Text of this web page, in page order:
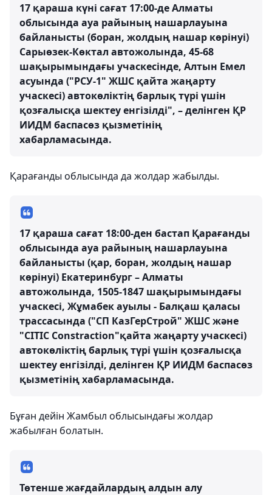
17 қараша күні сағат 17:00-де Алматы
облысында ауа райының нашарлауына
байланысты (боран, жолдың нашар көрінуі)
Сарыөзек-Көктал автожолында, 45-68
шақырымындағы учаскесінде, Алтын Емел
асуында ("РСУ-1" ЖШС қайта жаңарту
учаскесі) автокөліктің барлық түрі үшін
қозғалысқа шектеу енгізілді", – делінген ҚР
ИИДМ баспасөз қызметінің
хабарламасында.
Қарағанды облысында да жолдар жабылды.
17 қараша сағат 18:00-ден бастап Қарағанды
облысында ауа райының нашарлауына
байланысты (қар, боран, жолдың нашар
көрінуі) Екатеринбург – Алматы
автожолында, 1505-1847 шақырымындағы
учаскесі, Жұмабек ауылы - Балқаш қаласы
трассасында ("СП КазГерСтрой" ЖШС және
"СІТІС Cоnstraction"қайта жаңарту учаскесі)
автокөліктің барлық түрі үшін қозғалысқа
шектеу енгізілді, делінген ҚР ИИДМ баспасөз
қызметінің хабарламасында.
Бұған дейін Жамбыл облысындағы жолдар
жабылған болатын.
Төтенше жағдайлардың алдын алу